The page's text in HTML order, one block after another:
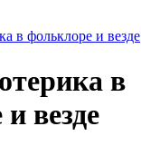
в фольклоре и везде
в
везде